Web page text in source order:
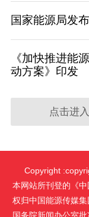
国家能源局发
《加快推进能
动方案》印发
点击进入
Copyright
本网站所刊登的《
权归中国能源传媒集